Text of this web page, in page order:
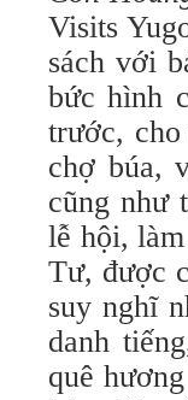
Visits
sách với
bức hình
trước, cho
chợ búa,
cũng như
lễ hội,
Tư, được
suy nghĩ
danh
quê